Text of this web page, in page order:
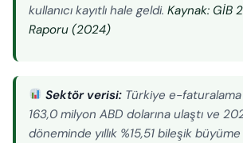
kullanıcı kayıtlı hale geldi. Kaynak: GİB
Raporu (2024)
Sektör verisi: Türkiye e-faturalama
163,0 milyon ABD dolarına ulaştı ve
döneminde yıllık %15,51 bileşik